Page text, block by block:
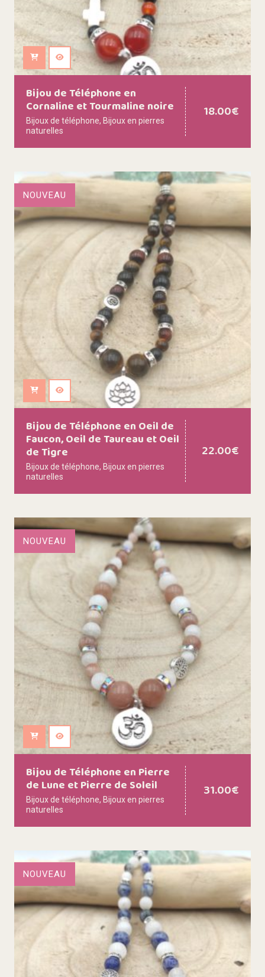
Ajouter au panier
Bijou de Téléphone en
Cornaline et Tourmaline noire
Bijoux de téléphone, Bijoux en pierres
naturelles
18.00€
NOUVEAU
Ajouter au panier
Bijou de Téléphone en Oeil de
Faucon, Oeil de Taureau et Oeil
de Tigre
Bijoux de téléphone, Bijoux en pierres
naturelles
22.00€
NOUVEAU
Ajouter au panier
Bijou de Téléphone en Pierre
de Lune et Pierre de Soleil
Bijoux de téléphone, Bijoux en pierres
naturelles
31.00€
NOUVEAU